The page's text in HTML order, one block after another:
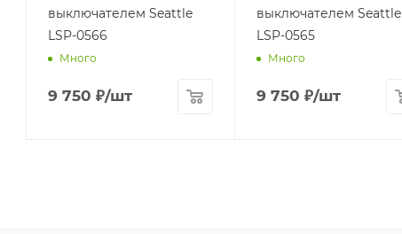
выключателем Seattle
LSP-0566
Много
9 750 ₽/шт
выключателем Seattle
LSP-0565
Много
9 750 ₽/шт